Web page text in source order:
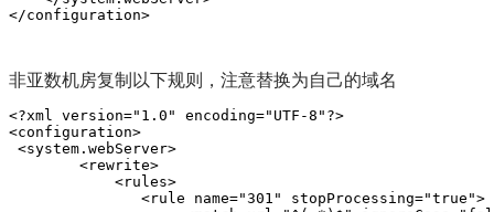
</configuration>
非亚数机房复制以下规则，注意替换为自己的域名
<?xml version="1.0" encoding="UTF-8"?>
<configuration>
<system.webServer>
<rewrite>
<rules>
<rule name="301" stopProcessing="true">